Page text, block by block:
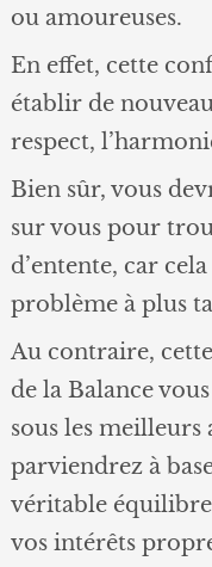
ou amoureuses.
En effet, cette
établir de
respect,
Bien sûr, vous
sur vous pour
d’entente, car
problème à plus
Au contraire,
de la Balance
sous les meilleurs
parviendrez à
véritable équilibre
vos intérêts